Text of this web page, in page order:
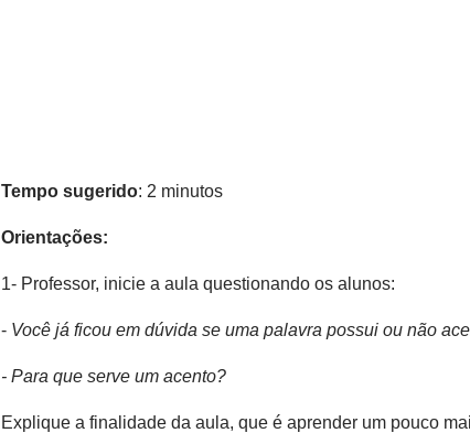
Tempo sugerido: 2 minutos
Orientações:
1- Professor, inicie a aula questionando os alunos:
- Você já ficou em dúvida se uma palavra possui ou não
- Para que serve um acento?
Explique a finalidade da aula, que é aprender um pouco